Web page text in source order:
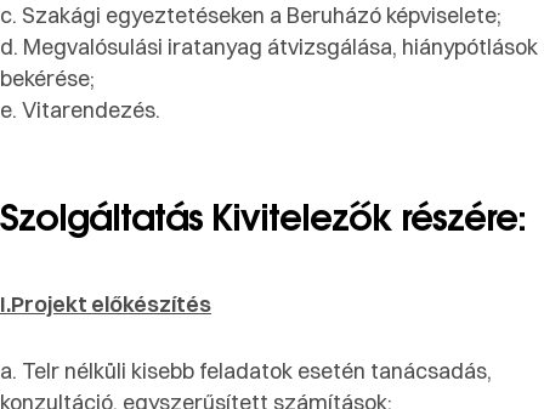
c. Szakági egyeztetéseken a Beruházó képviselete;
d. Megvalósulási iratanyag átvizsgálása, hiánypótlások
bekérése;
e. Vitarendezés.
Szolgáltatás Kivitelezők részére:
I.Projekt előkészítés
a. Telr nélküli kisebb feladatok esetén tanácsadás,
konzultáció, egyszerűsített számítások;